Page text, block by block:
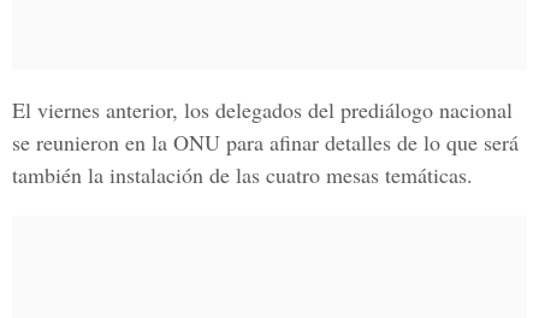
El viernes anterior, los delegados del prediálogo nacional
se reunieron en la ONU para afinar detalles de lo que será
también la instalación de las cuatro mesas temáticas.